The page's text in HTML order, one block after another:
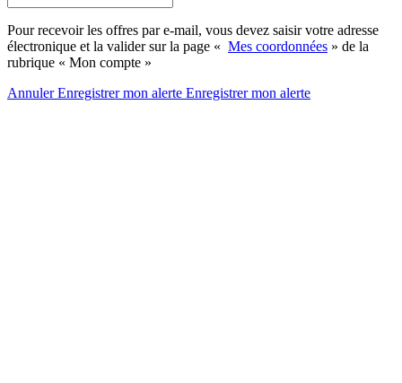
Pour recevoir les offres par e-mail, vous devez saisir votre adresse
électronique et la valider sur la page « Mes coordonnées » de la
rubrique « Mon compte »
AnnulerEnregistrer mon alerte Enregistrermon alerte